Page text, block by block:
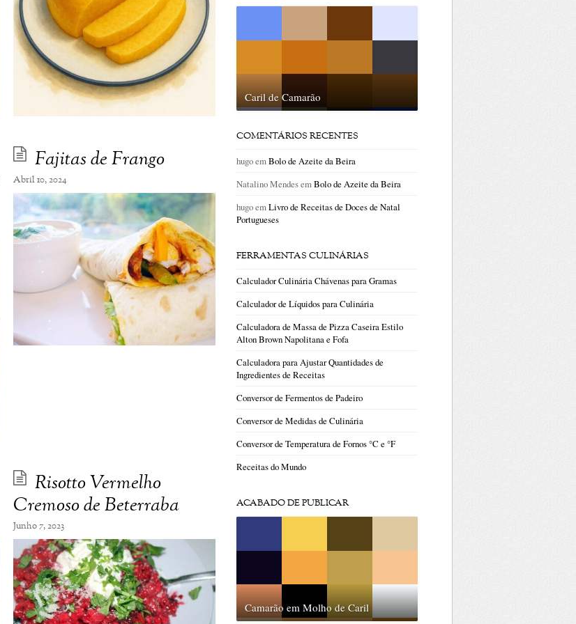
Fajitas de Frango
Abril 10, 2024
Risotto Vermelho
Cremoso de Beterraba
Junho 7, 2023
Caril de Camarão
COMENTÁRIOS RECENTES
hugoemBolo de Azeite da Beira
Natalino MendesemBolo de Azeite da Beira
hugoemLivro de Receitas de Doces de Natal
Portugueses
FERRAMENTAS CULINÁRIAS
Calculador Culinária Chávenas para Gramas
Calculador de Líquidos para Culinária
Calculadora de Massa de Pizza Caseira Estilo
Alton Brown Napolitana e Fofa
Calculadora para Ajustar Quantidades de
Ingredientes de Receitas
Conversor de Fermentos de Padeiro
Conversor de Medidas de Culinária
Conversor de Temperatura de Fornos °C e °F
Receitas do Mundo
ACABADO DE PUBLICAR
Camarão em Molho de Caril